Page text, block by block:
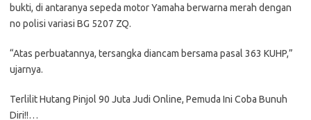
bukti, di antaranya sepeda motor Yamaha berwarna merah dengan
no polisi variasi BG 5207 ZQ.
“Atas perbuatannya, tersangka diancam bersama pasal 363 KUHP,”
ujarnya.
Terlilit Hutang Pinjol 90 Juta Judi Online, Pemuda Ini Coba Bunuh
Diri!!…